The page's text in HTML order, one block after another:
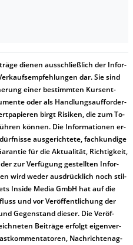
die­nen aus­schließ­lich der In­for­
dar. Sie sind
ei­ner be­stim­mt­en Kurs­ent­
oder als Handl­ungs­auf­for­der­
birgt Ri­si­ken, die zum To­
kön­nen. Die In­for­ma­tion­en er­
aus­ge­rich­te­te, fach­kun­di­ge
für die Ak­tu­ali­tät, Rich­tig­keit,
zur Ver­fü­gung ge­stel­lt­en In­for­
wird we­der aus­drück­lich noch stil­
In­side Me­dia GmbH hat auf die
und vor Ver­öf­fent­lich­ung der
Ge­gen­stand die­ser. Die Ver­öf­
Bei­trä­ge er­folgt ei­gen­ver­
Nach­richt­en­ag­